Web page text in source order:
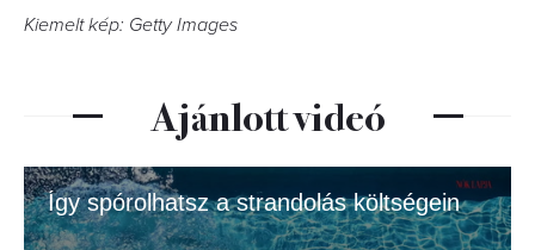
Kiemelt kép: Getty Images
Ajánlott videó
Így spórolhatsz a strandolás költségein